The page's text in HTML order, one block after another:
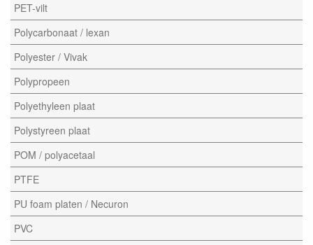
PET-vilt
Polycarbonaat / lexan
Polyester / Vivak
Polypropeen
Polyethyleen plaat
Polystyreen plaat
POM / polyacetaal
PTFE
PU foam platen / Necuron
PVC